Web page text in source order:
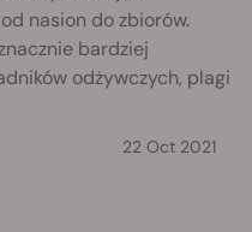
nasion do zbiorów.
bardziej
odżywczych, plagi
22 Oct 2021